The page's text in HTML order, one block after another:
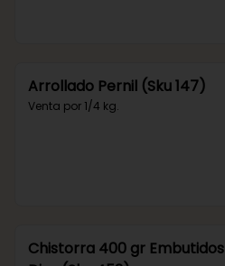
Arrollado Pernil (Sku 147)
Venta por 1/4 kg.
Chistorra 400 gr Embutidos